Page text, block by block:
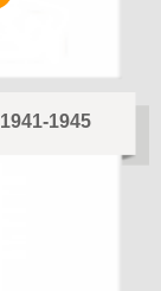
1945